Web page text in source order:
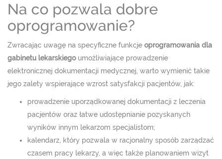
Na co pozwala dobre
oprogramowanie?
Zwracając uwagę na specyficzne funkcje oprogramowania dla
gabinetu lekarskiegoumożliwiające prowadzenie
elektronicznej dokumentacji medycznej, warto wymienić takie
jego zalety wspierające wzrost satysfakcji pacjentów, jak:
prowadzenie uporządkowanej dokumentacji z leczenia
pacjentów oraz łatwe udostępnianie pozyskanych
wyników innym lekarzom specjalistom;
kalendarz, który pozwala w racjonalny sposób zarządzać
czasem pracy lekarzy, a więc także planowaniem wizyt